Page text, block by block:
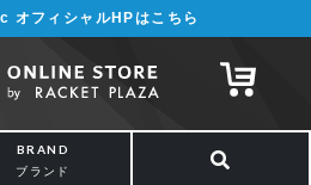
送料無料!! 詳しくは こちら
フィシャルHPはこちら
BRAND
ブランド